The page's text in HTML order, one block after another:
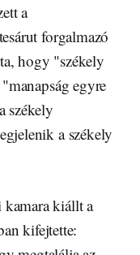
a
forgalmazó
hogy "székely
egyre
székely
a székely
kamara kiállt a
kifejtette: